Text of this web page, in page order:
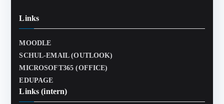
Links
MOODLE
SCHUL-EMAIL (OUTLOOK)
MICROSOFT365 (OFFICE)
EDUPAGE
Links (intern)